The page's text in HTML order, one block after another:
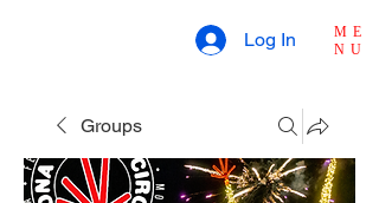
ME
NU
Log In
Groups